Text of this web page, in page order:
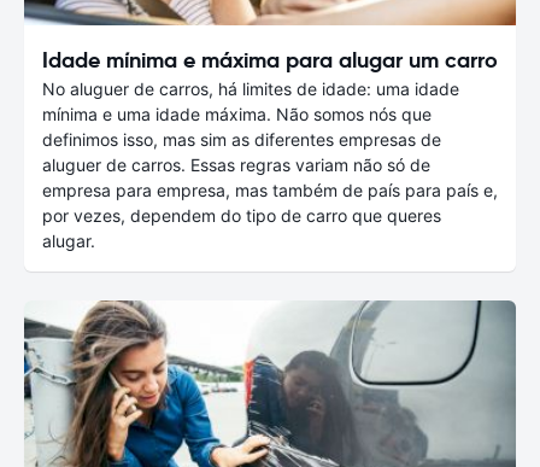
Idade mínima e máxima para alugar um carro
No aluguer de carros, há limites de idade: uma idade
mínima e uma idade máxima. Não somos nós que
definimos isso, mas sim as diferentes empresas de
aluguer de carros. Essas regras variam não só de
empresa para empresa, mas também de país para país e,
por vezes, dependem do tipo de carro que queres
alugar.